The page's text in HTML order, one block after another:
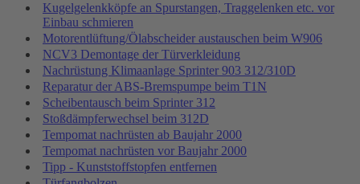
Kugelgelenkköpfe an Spurstangen, Traggelenken etc. vor
Einbau schmieren
Motorentlüftung/Ölabscheider austauschen beim W906
NCV3 Demontage der Türverkleidung
Nachrüstung Klimaanlage Sprinter 903 312/310D
Reparatur der ABS-Bremspumpe beim T1N
Scheibentausch beim Sprinter 312
Stoßdämpferwechsel beim 312D
Tempomat nachrüsten ab Baujahr 2000
Tempomat nachrüsten vor Baujahr 2000
Tipp - Kunststoffstopfen entfernen